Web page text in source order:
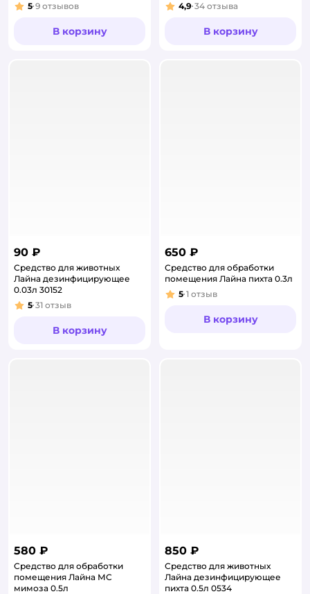
Рейтинг:
5 9 отзывов
В корзину
Рейтинг:
4,9 34 отзыва
В корзину
90 ₽
Средство для животных
Лайна дезинфицирующее
0.03л 30152
Рейтинг:
5 31 отзыв
В корзину
650 ₽
Средство для обработки
помещения Лайна пихта 0.3л
Рейтинг:
5 1 отзыв
В корзину
580 ₽
Средство для обработки
помещения Лайна МС
мимоза 0.5л
850 ₽
Средство для животных
Лайна дезинфицирующее
пихта 0.5л 0534